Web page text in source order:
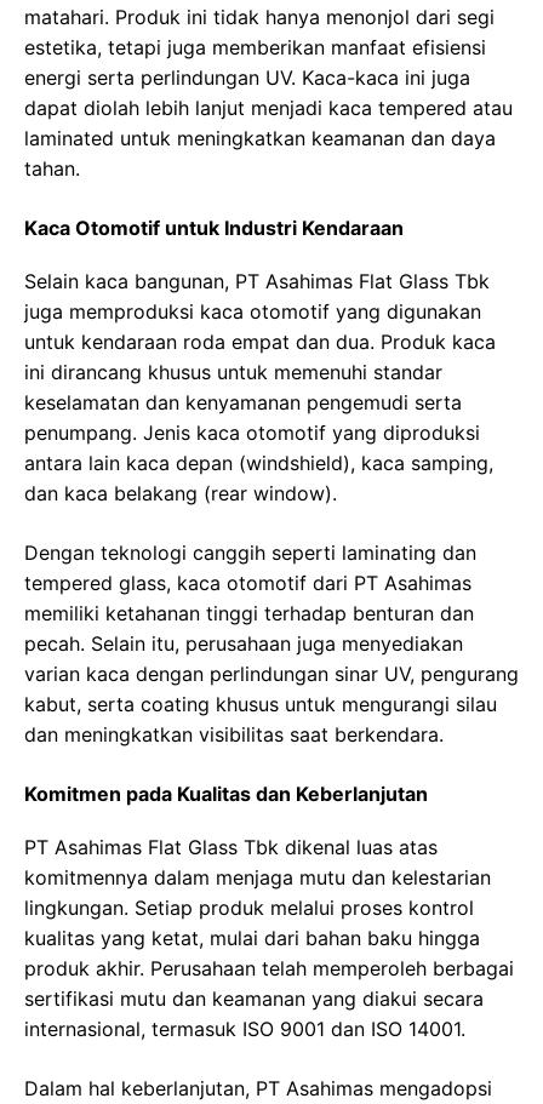
matahari. Produk ini tidak hanya menonjol dari segi
estetika, tetapi juga memberikan manfaat efisiensi
energi serta perlindungan UV. Kaca-kaca ini juga
dapat diolah lebih lanjut menjadi kaca tempered atau
laminated untuk meningkatkan keamanan dan daya
tahan.
Kaca Otomotif untuk Industri Kendaraan
Selain kaca bangunan, PT Asahimas Flat Glass Tbk
juga memproduksi kaca otomotif yang digunakan
untuk kendaraan roda empat dan dua. Produk kaca
ini dirancang khusus untuk memenuhi standar
keselamatan dan kenyamanan pengemudi serta
penumpang. Jenis kaca otomotif yang diproduksi
antara lain kaca depan (windshield), kaca samping,
dan kaca belakang (rear window).
Dengan teknologi canggih seperti laminating dan
tempered glass, kaca otomotif dari PT Asahimas
memiliki ketahanan tinggi terhadap benturan dan
pecah. Selain itu, perusahaan juga menyediakan
varian kaca dengan perlindungan sinar UV, pengurang
kabut, serta coating khusus untuk mengurangi silau
dan meningkatkan visibilitas saat berkendara.
Komitmen pada Kualitas dan Keberlanjutan
PT Asahimas Flat Glass Tbk dikenal luas atas
komitmennya dalam menjaga mutu dan kelestarian
lingkungan. Setiap produk melalui proses kontrol
kualitas yang ketat, mulai dari bahan baku hingga
produk akhir. Perusahaan telah memperoleh berbagai
sertifikasi mutu dan keamanan yang diakui secara
internasional, termasuk ISO 9001 dan ISO 14001.
Dalam hal keberlanjutan, PT Asahimas mengadopsi